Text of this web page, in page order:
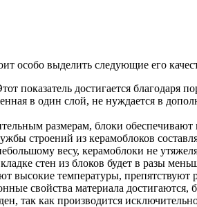
особо выделить следующие его
показатель достигается благодаря
в один слой, не нуждается в
размерам, блоки
строений из керамоблоков
весу, керамоблоки не
стен из блоков будет в разы
высокие температуры,
свойства материала достигаются,
так как производится